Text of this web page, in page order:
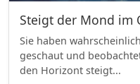
Steigt der Mond im
Sie haben
geschaut und
den Horizont steigt...